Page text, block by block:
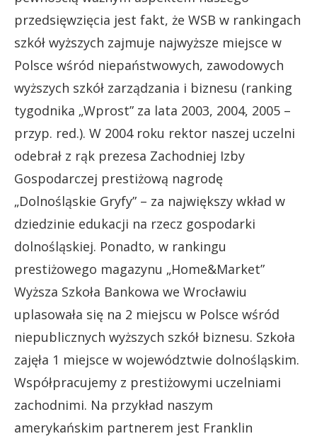
przedsięwzięcia jest fakt, że WSB w rankingach
szkół wyższych zajmuje najwyższe miejsce w
Polsce wśród niepaństwowych, zawodowych
wyższych szkół zarządzania i biznesu (ranking
tygodnika „Wprost” za lata 2003, 2004, 2005 –
przyp. red.). W 2004 roku rektor naszej uczelni
odebrał z rąk prezesa Zachodniej Izby
Gospodarczej prestiżową nagrodę
„Dolnośląskie Gryfy” – za największy wkład w
dziedzinie edukacji na rzecz gospodarki
dolnośląskiej. Ponadto, w rankingu
prestiżowego magazynu „Home&Market”
Wyższa Szkoła Bankowa we Wrocławiu
uplasowała się na 2 miejscu w Polsce wśród
niepublicznych wyższych szkół biznesu. Szkoła
zajęła 1 miejsce w województwie dolnośląskim.
Współpracujemy z prestiżowymi uczelniami
zachodnimi. Na przykład naszym
amerykańskim partnerem jest Franklin